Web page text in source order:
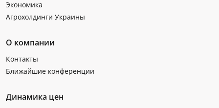
Экономика
Агрохолдинги Украины
О компании
Контакты
Ближайшие конференции
Динамика цен